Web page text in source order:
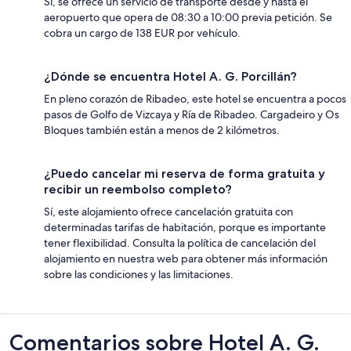
aeropuerto que opera de 08:30 a 10:00 previa petición. Se
cobra un cargo de 138 EUR por vehículo.
¿Dónde se encuentra Hotel A. G. Porcillán?
En pleno corazón de Ribadeo, este hotel se encuentra a pocos
pasos de Golfo de Vizcaya y Ría de Ribadeo. Cargadeiro y Os
Bloques también están a menos de 2 kilómetros.
¿Puedo cancelar mi reserva de forma gratuita y
recibir un reembolso completo?
Sí, este alojamiento ofrece cancelación gratuita con
determinadas tarifas de habitación, porque es importante
tener flexibilidad. Consulta la política de cancelación del
alojamiento en nuestra web para obtener más información
sobre las condiciones y las limitaciones.
Comentarios
Comentarios sobre Hotel A. G.